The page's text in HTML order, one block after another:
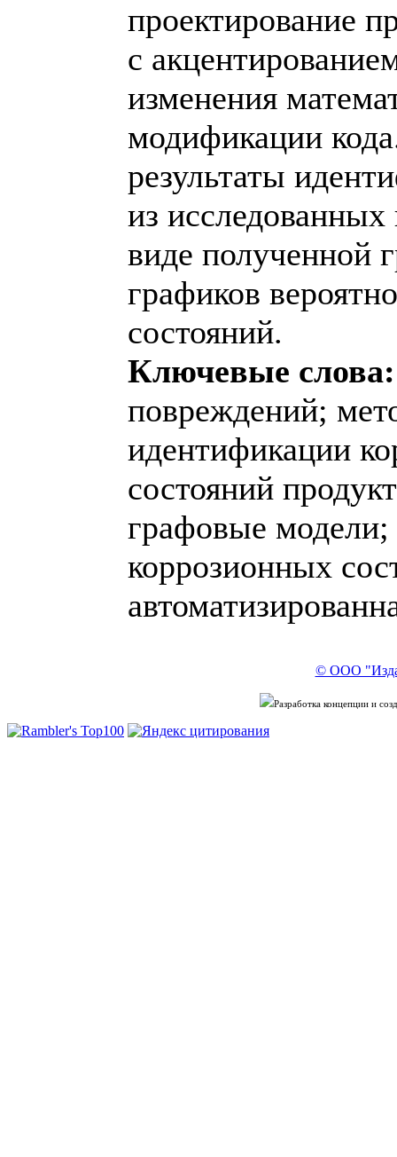
проектирование
с
изменения
модификации
результаты
из
виде полученной
графиков
состояний.
Ключевые слова:
повреждений;
идентификации
состояний
графовые модели;
коррозионных
© ООО
Разработка концепции и